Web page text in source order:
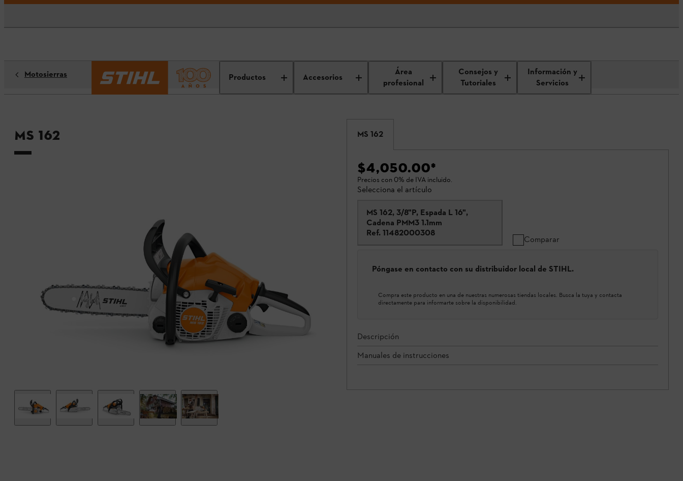
Productos Accesorios
Área
profesional
Consejos y
Tutoriales
Información y
Servicios
Motosierras
MS 162 MS 162
$4,050.00*
Precios con 0% de IVA incluido.
Selecciona el artículo
MS 162, 3/8"P, Espada L 16",
Cadena PMM3 1.1mm
Ref. 11482000308
Comparar
Póngase en contacto con su distribuidor local de STIHL.
Compra este producto en una de nuestras numerosas tiendas locales. Busca la tuya y contacta
directamente para informarte sobre la disponibilidad.
Descripción
Manuales de instrucciones